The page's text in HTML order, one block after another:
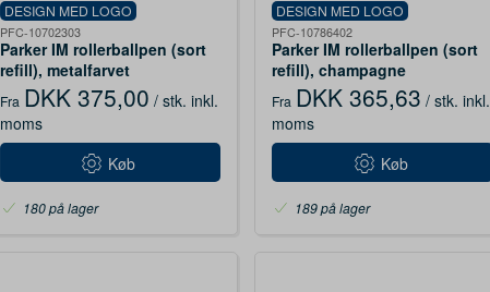
DESIGN MED LOGO
PFC-10702303
Parker IM rollerballpen (sort
refill), metalfarvet
Fra DKK 375,00 / stk. inkl.
moms
Køb
180 på lager
DESIGN MED LOGO
PFC-10786402
Parker IM rollerballpen (sort
refill), champagne
Fra DKK 365,63 / stk. inkl.
moms
Køb
189 på lager